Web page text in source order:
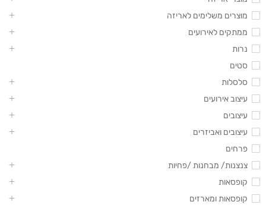
מוצרים משלימים לאריזה
ממתקים לאירועים
נרות
סטים
סלסלות
עיצוב אירועים
עיצובים
עיצובים ואביזרים
פרחים
צנצנות/ מבחנות /פחיות
קופסאות
קופסאות ומארזים